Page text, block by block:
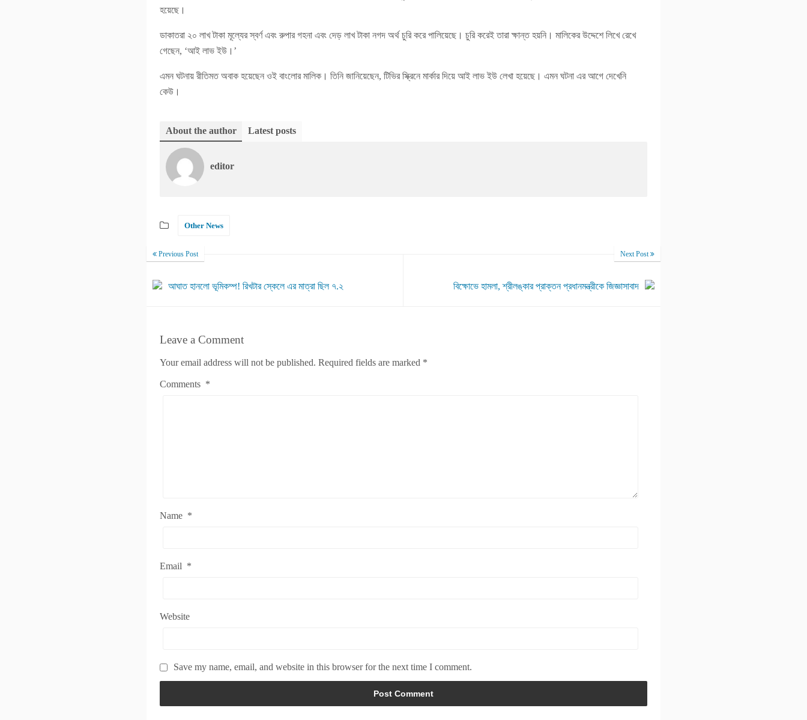
হয়েছে।
ডাকাতরা ২০ লাখ টাকা মূল্যের স্বর্ণ এবং রুপার গহনা এবং দেড় লাখ টাকা নগদ অর্থ চুরি করে পালিয়েছে। চুরি করেই তারা ক্ষান্ত হয়নি। মালিকের উদ্দেশে লিখে রেখে
গেছেন, ‘আই লাভ ইউ।’
এমন ঘটনায় রীতিমত অবাক হয়েছেন ওই বাংলোর মালিক। তিনি জানিয়েছেন, টিভির স্ক্রিনে মার্কার দিয়ে আই লাভ ইউ লেখা হয়েছে। এমন ঘটনা এর আগে দেখেনি
কেউ।
About the author Latest posts
editor
Other News
Previous Post
আঘাত হানলো ভূমিকম্প! রিখটার স্কেলে এর মাত্রা ছিল ৭.২
Next Post
বিক্ষোভে হামলা, শ্রীলঙ্কার প্রাক্তন প্রধানমন্ত্রীকে জিজ্ঞাসাবাদ
Leave a Comment
Your email address will not be published. Required fields are marked *
Comments *
Name *
Email *
Website
Save my name, email, and website in this browser for the next time I comment.